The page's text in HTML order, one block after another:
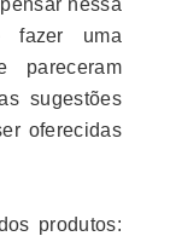
fazer uma
pareceram
sugestões
oferecidas
produtos: